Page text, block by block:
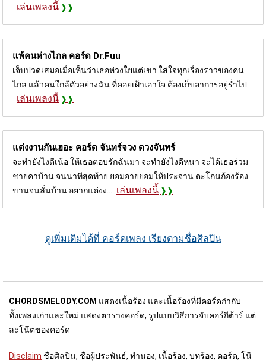
เล่นเพลงนี้
แพ้คนห่างไกล คอร์ด Dr.Fuu
เจ็บปวดเสมอเมื่อเห็นว่าเธอห่วงใยแต่เขา ใส่ใจทุกเรื่องราวของคน
ไกล แล้วคนใกล้ตัวอย่างฉัน ที่คอยเฝ้าเอาใจ ต้องเก็บอาการอยู่ร่ำไป
เล่นเพลงนี้
แต่งงานกันเฮอะ คอร์ด จันทร์จวง ดวงจันทร์
จะทำยังไงดีเน้อ ให้เธอตอบรักฉันมา จะทำยังไงดีหนา จะได้เธอร่วม
ชายคาบ้าน จนนาทีสุดท้าย ยอมอายยอมให้ประจาน ตะโกนก้องร้อง
ขานจนลั่นบ้าน อยากแต่งง...
เล่นเพลงนี้
ดูเพิ่มเติมได้ที่ คอร์ดเพลง เรียงตามชื่อศิลปิน
CHORDSMELODY.COM แสดงเนื้อร้อง และเนื้อร้องที่มีคอร์ดกำกับ
ทั้งเพลงเก่าและใหม่ แสดงตารางคอร์ด, รูปแบบวิธีการจับคอร์กีต้าร์ แต่
ละโน๊ตของคอร์ด
Disclaim ชื่อศิลปิน, ชื่อผู้ประพันธ์, ทำนอง, เนื้อร้อง, บทร้อง, คอร์ด, โน๊